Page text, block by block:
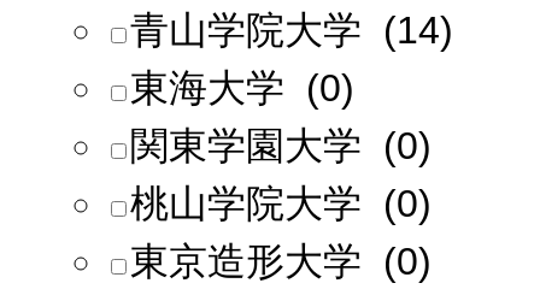
青山学院大学 (14)
東海大学 (0)
関東学園大学 (0)
桃山学院大学 (0)
東京造形大学 (0)